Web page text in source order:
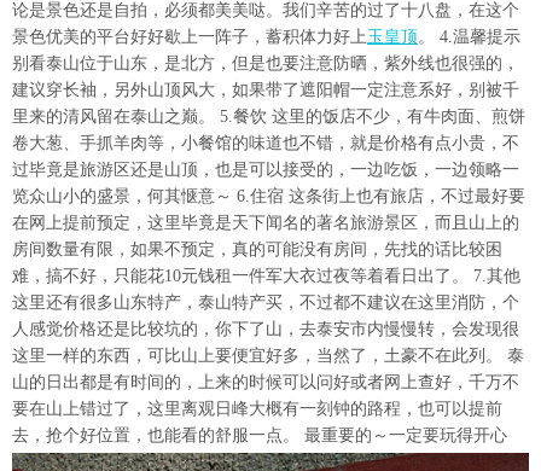
论是景色还是自拍，必须都美美哒。我们辛苦的过了十八盘，在这个
景色优美的平台好好歇上一阵子，蓄积体力好上玉皇顶。 4.温馨提示
别看泰山位于山东，是北方，但是也要注意防晒，紫外线也很强的，
建议穿长袖，另外山顶风大，如果带了遮阳帽一定注意系好，别被千
里来的清风留在泰山之巅。 5.餐饮 这里的饭店不少，有牛肉面、煎饼
卷大葱、手抓羊肉等，小餐馆的味道也不错，就是价格有点小贵，不
过毕竟是旅游区还是山顶，也是可以接受的，一边吃饭，一边领略一
览众山小的盛景，何其惬意～ 6.住宿 这条街上也有旅店，不过最好要
在网上提前预定，这里毕竟是天下闻名的著名旅游景区，而且山上的
房间数量有限，如果不预定，真的可能没有房间，先找的话比较困
难，搞不好，只能花10元钱租一件军大衣过夜等着看日出了。 7.其他
这里还有很多山东特产，泰山特产买，不过都不建议在这里消防，个
人感觉价格还是比较坑的，你下了山，去泰安市内慢慢转，会发现很
这里一样的东西，可比山上要便宜好多，当然了，土豪不在此列。 泰
山的日出都是有时间的，上来的时候可以问好或者网上查好，千万不
要在山上错过了，这里离观日峰大概有一刻钟的路程，也可以提前
去，抢个好位置，也能看的舒服一点。 最重要的～一定要玩得开心